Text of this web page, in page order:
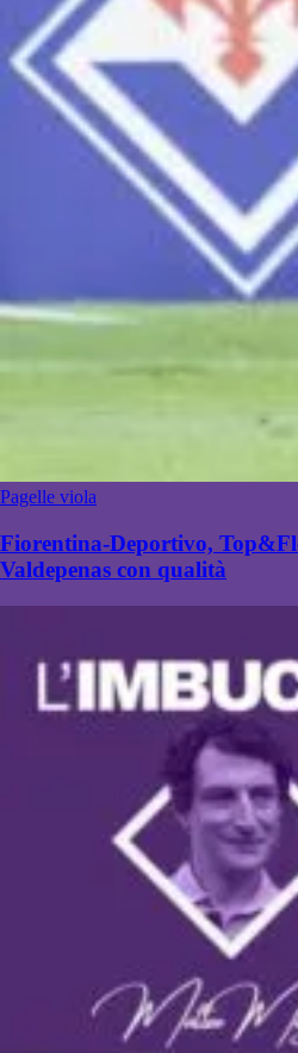
Pagelle viola
Fiorentina-Deportivo,
Valdepenas con qualità